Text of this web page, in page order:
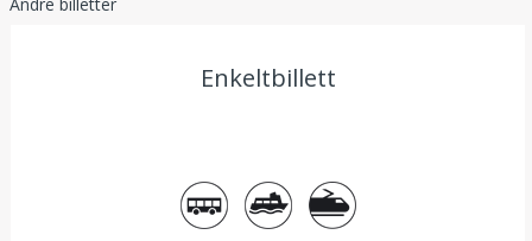
Enkeltbillett
Buss Båt Tog